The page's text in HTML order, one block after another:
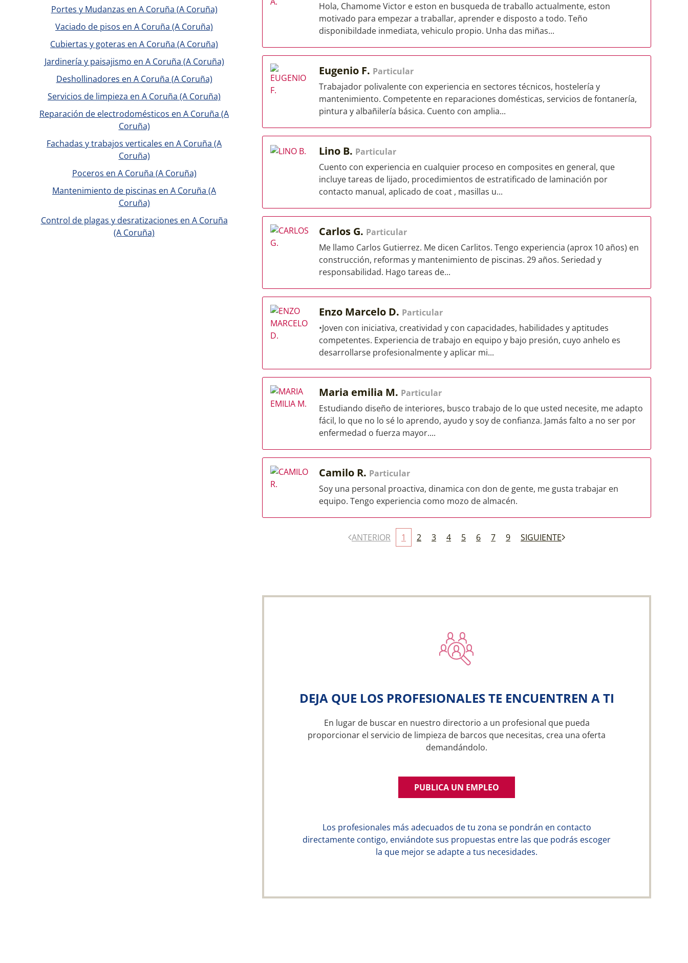
Hola, Chamome Victor e eston en busqueda de traballo actualmente, eston
motivado para empezar a traballar, aprender e disposto a todo. Teño
disponibildade inmediata, vehiculo propio. Unha das miñas...
Eugenio F. Particular
Trabajador polivalente con experiencia en sectores técnicos, hostelería y
mantenimiento. Competente en reparaciones domésticas, servicios de fontanería,
pintura y albañilería básica. Cuento con amplia...
Lino B. Particular
Cuento con experiencia en cualquier proceso en composites en general, que
incluye tareas de lijado, procedimientos de estratificado de laminación por
contacto manual, aplicado de coat , masillas u...
Carlos G. Particular
Me llamo Carlos Gutierrez. Me dicen Carlitos. Tengo experiencia (aprox 10 años) en
construcción, reformas y mantenimiento de piscinas. 29 años. Seriedad y
responsabilidad. Hago tareas de...
Enzo Marcelo D. Particular
•Joven con iniciativa, creatividad y con capacidades, habilidades y aptitudes
competentes. Experiencia de trabajo en equipo y bajo presión, cuyo anhelo es
desarrollarse profesionalmente y aplicar mi...
Maria emilia M. Particular
Estudiando diseño de interiores, busco trabajo de lo que usted necesite, me adapto
fácil, lo que no lo sé lo aprendo, ayudo y soy de confianza. Jamás falto a no ser por
enfermedad o fuerza mayor....
Camilo R. Particular
Soy una personal proactiva, dinamica con don de gente, me gusta trabajar en
equipo. Tengo experiencia como mozo de almacén.
ANTERIOR 1 2 3 4 5 6 7 9 SIGUIENTE
DEJA QUE LOS PROFESIONALES TE ENCUENTREN A TI
En lugar de buscar en nuestro directorio a un profesional que pueda
proporcionar el servicio de limpieza de barcos que necesitas, crea una oferta
demandándolo.
PUBLICA UN EMPLEO
Los profesionales más adecuados de tu zona se pondrán en contacto
directamente contigo, enviándote sus propuestas entre las que podrás escoger
la que mejor se adapte a tus necesidades.
Portes y Mudanzas en A Coruña (A Coruña)
Vaciado de pisos en A Coruña (A Coruña)
Cubiertas y goteras en A Coruña (A Coruña)
Jardinería y paisajismo en A Coruña (A Coruña)
Deshollinadores en A Coruña (A Coruña)
Servicios de limpieza en A Coruña (A Coruña)
Reparación de electrodomésticos en A Coruña (A
Coruña)
Fachadas y trabajos verticales en A Coruña (A
Coruña)
Poceros en A Coruña (A Coruña)
Mantenimiento de piscinas en A Coruña (A
Coruña)
Control de plagas y desratizaciones en A Coruña
(A Coruña)